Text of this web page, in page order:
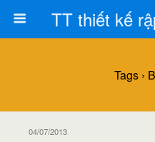
Tags ›
04/07/2013